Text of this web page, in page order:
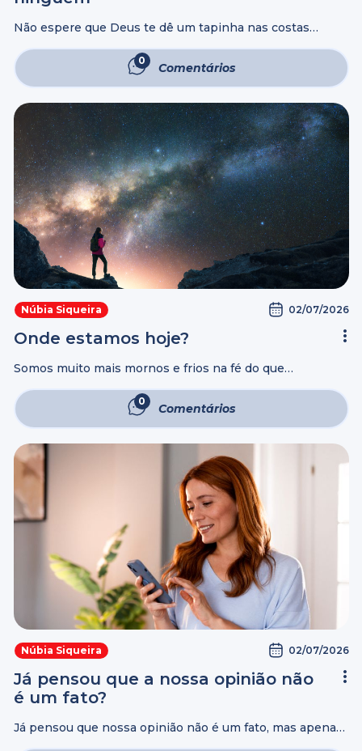
Não espere que Deus te dê um tapinha nas costas
não passa pano para escolhas que nos destroem. Deus
não é cumplice ...
0 Comentários
Núbia Siqueira 02/07/2026
Onde estamos hoje?
Somos muito mais mornos e frios na fé do que
com intensidade. Há um esforço interior para vencer o
esfriamento ...
0 Comentários
Núbia Siqueira 02/07/2026
Já pensou que a nossa opinião não
é um fato?
Já pensou que nossa opinião não é um fato, mas apenas